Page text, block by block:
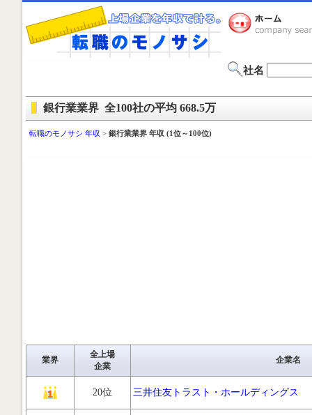
社名
銀行業業界 全100社の平均 668.5万
転職のモノサシ 年収 > 銀行業業界 年収 (1位～100位)
業界
全上場
企業
企業名
20位 三井住友トラスト・ホールディングス